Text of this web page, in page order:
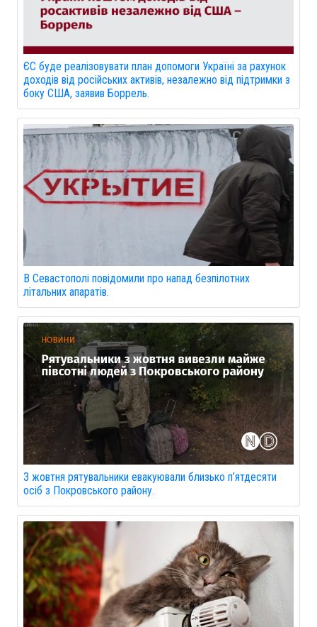
ЄС буде реалізовувати план допомоги Україні за рахунок
доходів від російських активів, незалежно від підтримки з
боку США, заявив Боррель.
В Севастополі повідомили про напад безпілотних
літальних апаратів.
З жовтня рятувальники евакуювали близько п’ятдесяти
осіб з Покровського району.